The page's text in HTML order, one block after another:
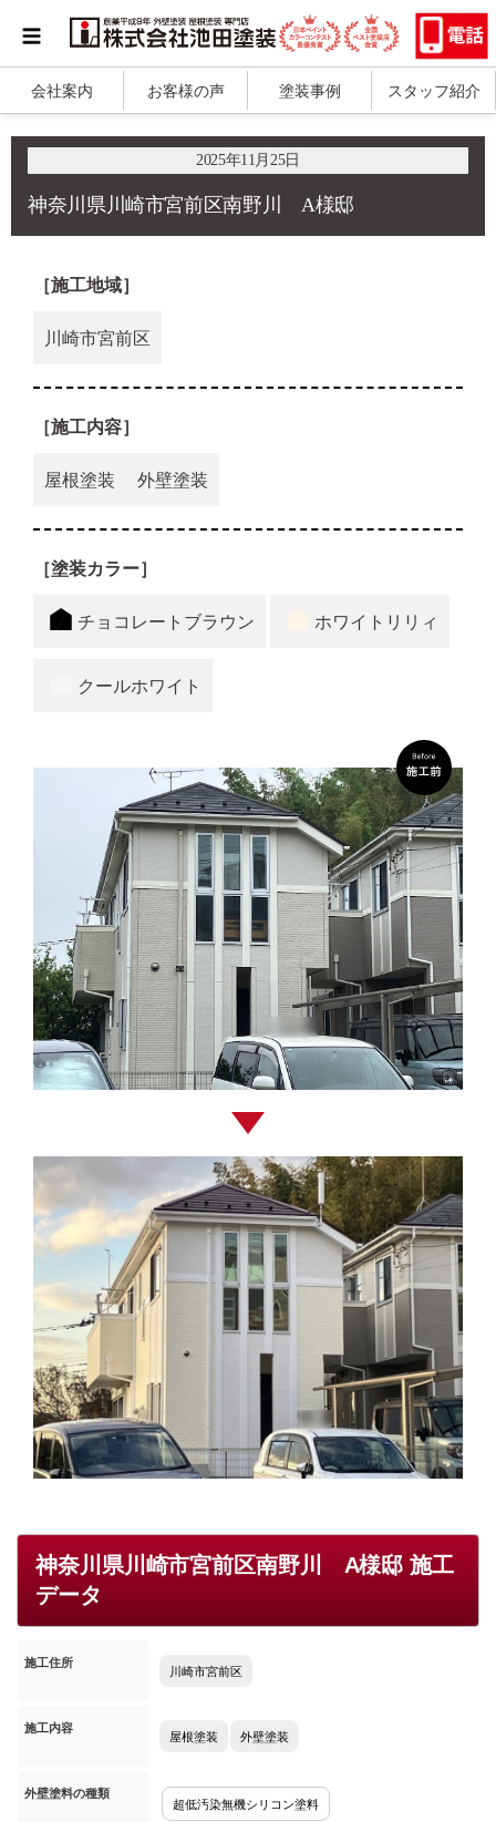
会社案内 お客様の声 塗装事例 スタッフ紹介
2025年11月25日
神奈川県川崎市宮前区南野川 A様邸
［施工地域］
川崎市宮前区
［施工内容］
屋根塗装 外壁塗装
［塗装カラー］
チョコレートブラウン ホワイトリリィ
クールホワイト
神奈川県川崎市宮前区南野川 A様邸 施工
データ
施工住所 川崎市宮前区
施工内容 屋根塗装 外壁塗装
外壁塗料の種類
超低汚染無機シリコン塗料